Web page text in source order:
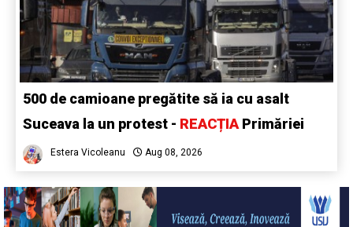
500 de camioane pregătite să ia cu asalt
Suceava la un protest - REACȚIA Primăriei
Estera Vicoleanu Aug 08, 2026